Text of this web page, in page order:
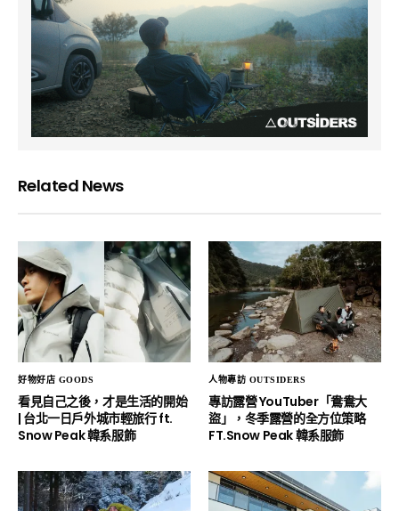
Related News
好物好店 GOODS
看見自己之後，才是生活的開始
| 台北一日戶外城市輕旅行 ft.
Snow Peak 韓系服飾
人物專訪 OUTSIDERS
專訪露營 YouTuber「鴦鴦大
盜」，冬季露營的全方位策略
FT.Snow Peak 韓系服飾